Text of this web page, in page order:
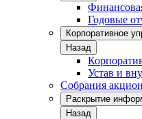
Годовые
Корпоративное
Назад
Устав и
Собрания
Раскрытие
Назад